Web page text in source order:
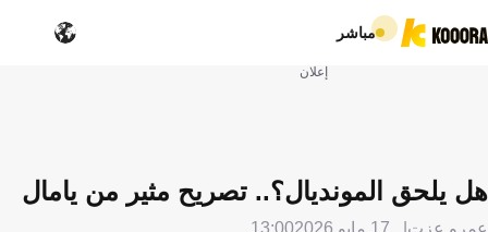
مباشر
إعلان
هل يلحق المونديال؟.. تصريح مثير من يامال
عمرو عزت 17 مايو 2026 13:00